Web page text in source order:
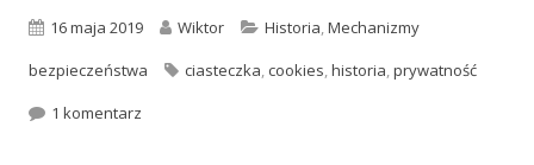
Opublikowano
16 maja 2019 Autor
Wiktor Kategorie
Historia,Mechanizmy
bezpieczeństwa
Tagi
ciasteczka, cookies,historia,prywatność
1 komentarz